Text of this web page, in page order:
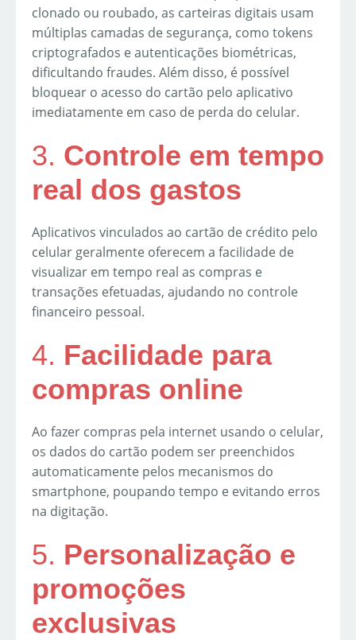
clonado ou roubado, as carteiras digitais usam
múltiplas camadas de segurança, como tokens
criptografados e autenticações biométricas,
dificultando fraudes. Além disso, é possível
bloquear o acesso do cartão pelo aplicativo
imediatamente em caso de perda do celular.
3. Controle em tempo
real dos gastos
Aplicativos vinculados ao cartão de crédito pelo
celular geralmente oferecem a facilidade de
visualizar em tempo real as compras e
transações efetuadas, ajudando no controle
financeiro pessoal.
4. Facilidade para
compras online
Ao fazer compras pela internet usando o celular,
os dados do cartão podem ser preenchidos
automaticamente pelos mecanismos do
smartphone, poupando tempo e evitando erros
na digitação.
5. Personalização e
promoções
exclusivas